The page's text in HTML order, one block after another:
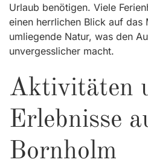
Urlaub benötigen. Viele
einen herrlichen Blick auf das
umliegende Natur, was den
unvergesslicher macht.
Aktivitäten
Erlebnisse
Bornholm